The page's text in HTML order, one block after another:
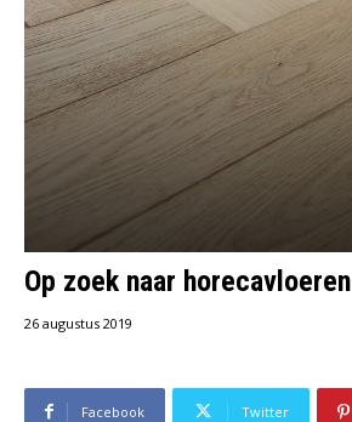
Op zoek naar horecavloeren
26 augustus 2019
Facebook Twitter